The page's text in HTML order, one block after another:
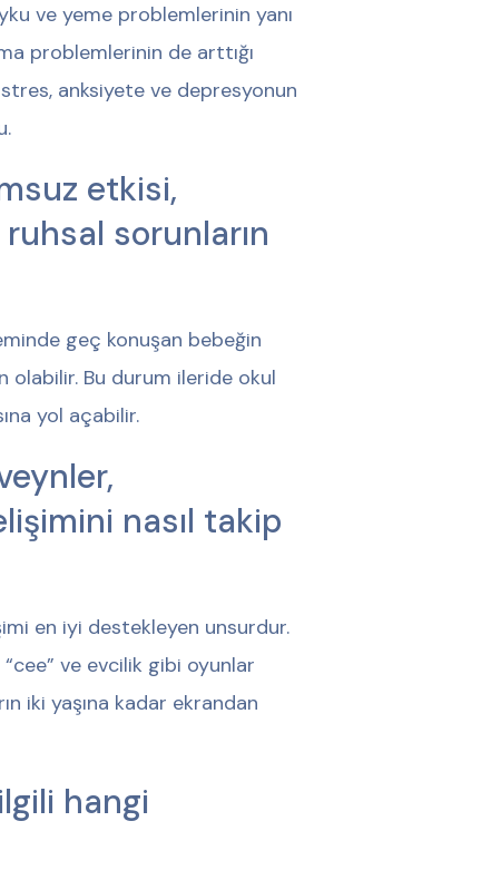
ve yeme problemlerinin yanı
problemlerinin de arttığı
stres, anksiyete ve depresyonun
etkisi,
sorunların
geç konuşan bebeğin
olabilir. Bu durum ileride okul
yol açabilir.
nasıl takip
en iyi destekleyen unsurdur.
ve evcilik gibi oyunlar
iki yaşına kadar ekrandan
hangi